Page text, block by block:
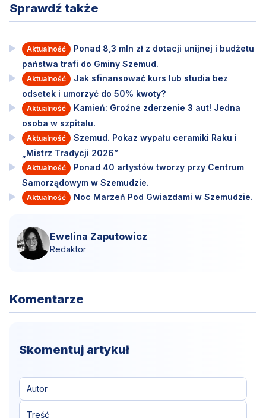
Sprawdź także
Aktualność
Ponad 8,3 mln zł z dotacji unijnej i budżetu
państwa trafi do Gminy Szemud.
Aktualność
Jak sfinansować kurs lub studia bez
odsetek i umorzyć do 50% kwoty?
Aktualność
Kamień: Groźne zderzenie 3 aut! Jedna
osoba w szpitalu.
Aktualność
Szemud. Pokaz wypału ceramiki Raku i
„Mistrz Tradycji 2026”
Aktualność
Ponad 40 artystów tworzy przy Centrum
Samorządowym w Szemudzie.
Aktualność Noc Marzeń Pod Gwiazdami w Szemudzie.
Ewelina Zaputowicz
Redaktor
Komentarze
Skomentuj artykuł